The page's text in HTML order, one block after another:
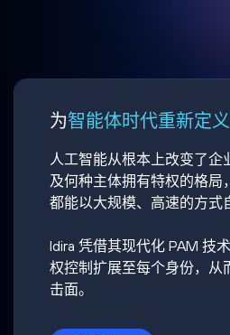
为智能体时代重新定
人工智能从根本上改变了企
及何种主体拥有特权的格局
都能以大规模、高速的方式
Idira 凭借其现代化 PAM 技
权控制扩展至每个身份，从
击面。